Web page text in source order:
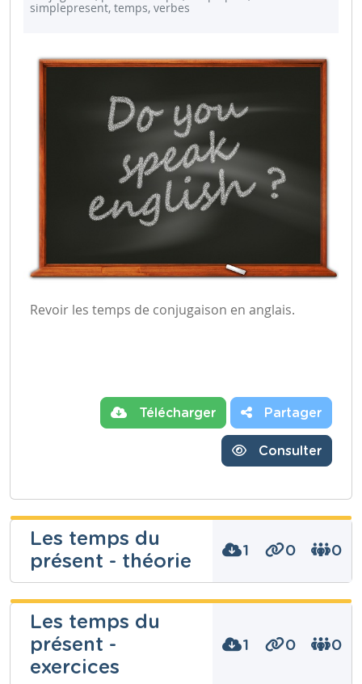
simplepresent, temps, verbes
Revoir les temps de conjugaison en anglais.
Télécharger Partager
Consulter
Les temps du
présent - théorie
1 0 0
Sylvie Detaille
Niveau
Secondaire
Les temps du
présent -
exercices
1 0 0